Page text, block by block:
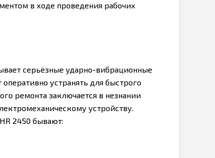
в ходе проведения рабочих
серьёзные ударно-вибрационные
устранять для быстрого
ремонта заключается в незнании
устройству.
2450 бывают: